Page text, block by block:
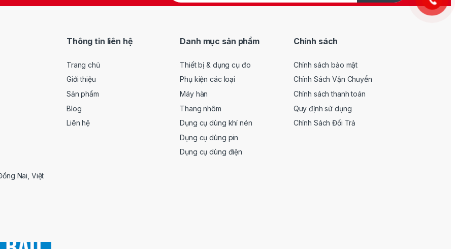
Nai, Việt
Thông tin liên hệ
Trang chủ
Giới thiệu
Sản phẩm
Blog
Liên hệ
Danh mục sản phẩm
Thiết bị & dụng cụ đo
Phụ kiện các loại
Máy hàn
Thang nhôm
Dụng cụ dùng khí nén
Dụng cụ dùng pin
Dụng cụ dùng điện
Chính sách
Chính sách bảo mật
Chính Sách Vận Chuyển
Chính sách thanh toán
Quy định sử dụng
Chính Sách Đổi Trả